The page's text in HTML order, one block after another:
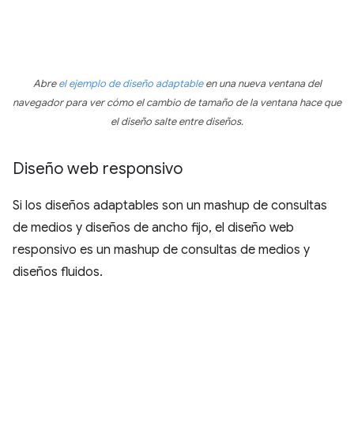
Abreel ejemplo de diseño adaptableen una nueva ventana del
navegador para ver cómo el cambio de tamaño de la ventana hace que
el diseño salte entre diseños.
Diseño web responsivo
Si los diseños adaptables son un mashup de consultas
de medios y diseños de ancho fijo, el diseño web
responsivo es un mashup de consultas de medios y
diseños fluidos.